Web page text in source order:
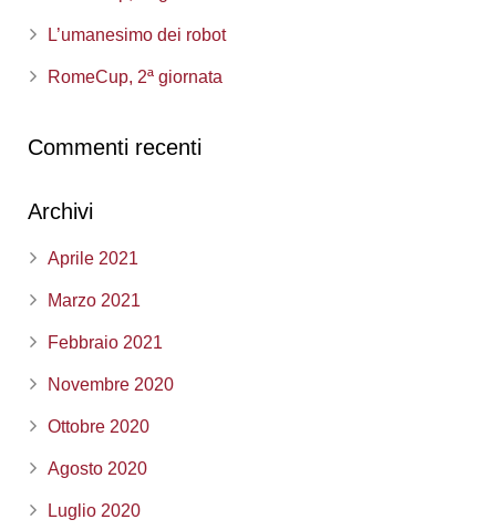
L’umanesimo dei robot
RomeCup, 2ª giornata
Commenti recenti
Archivi
Aprile 2021
Marzo 2021
Febbraio 2021
Novembre 2020
Ottobre 2020
Agosto 2020
Luglio 2020